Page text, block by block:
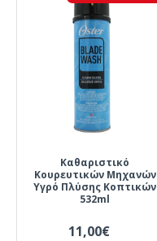
Καθαριστικό
Κουρευτικών Μηχανών
Υγρό Πλύσης Κοπτικών
532ml
11,00€